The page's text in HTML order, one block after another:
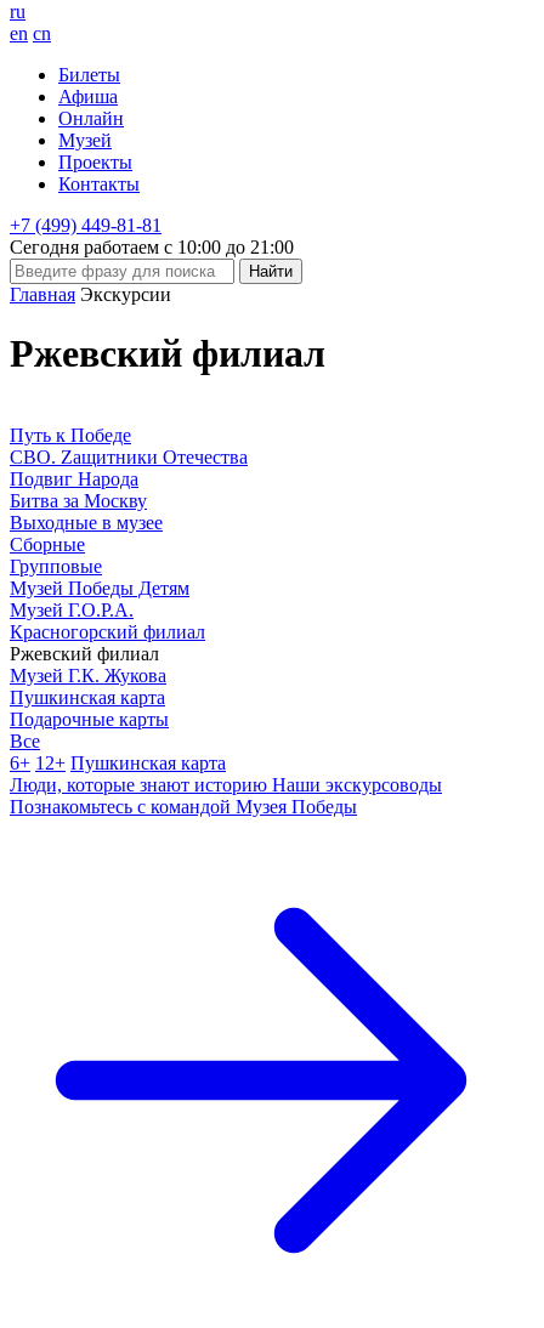
ru
en cn
Билеты
Афиша
Онлайн
Музей
Проекты
Контакты
+7 (499) 449-81-81
Сегодня работаем с 10:00 до 21:00
Главная Экскурсии
Ржевский филиал
Путь к Победе
СВО. Zащитники Отечества
Подвиг Народа
Битва за Москву
Выходные в музее
Сборные
Групповые
Музей Победы Детям
Музей Г.О.Р.А.
Красногорский филиал
Ржевский филиал
Музей Г.К. Жукова
Пушкинская карта
Подарочные карты
Все
6+ 12+ Пушкинская карта
Люди, которые знают историю Наши экскурсоводы
Познакомьтесь с командой Музея Победы